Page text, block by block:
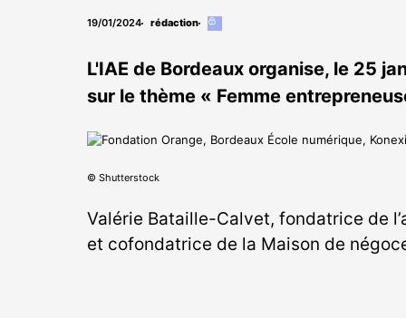
19/01/2024 rédaction
Cet
réservé
aux
abonnés
L'IAE de Bordeaux organise, le 25
sur le thème « Femme
© Shutterstock
Valérie Bataille-Calvet, fondatrice de
et cofondatrice de la Maison de